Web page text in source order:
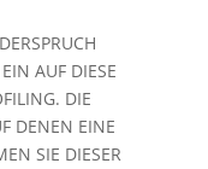
AUF DIESE
DIE
DENEN EINE
SIE DIESER